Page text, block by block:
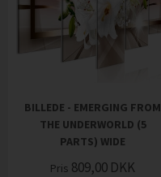
BILLEDE - EMERGING FROM
THE UNDERWORLD (5
PARTS) WIDE
Pris 809,00 DKK